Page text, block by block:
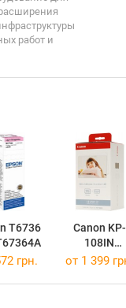
работ и
T6736
Canon KP-
108IN
3115B001
грн. от 1 399